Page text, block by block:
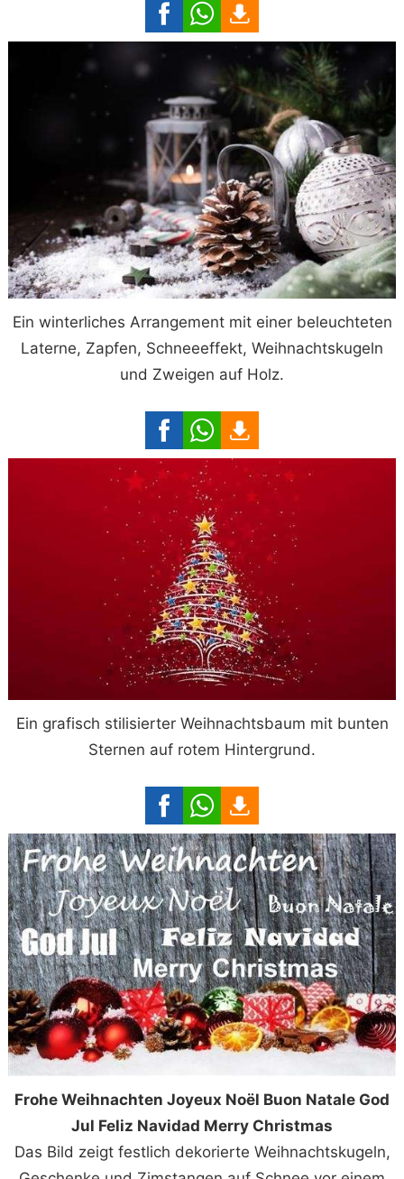
Ein winterliches Arrangement mit einer beleuchteten
Laterne, Zapfen, Schneeeffekt, Weihnachtskugeln
und Zweigen auf Holz.
Ein grafisch stilisierter Weihnachtsbaum mit bunten
Sternen auf rotem Hintergrund.
Frohe Weihnachten Joyeux Noël Buon Natale God
Jul Feliz Navidad Merry Christmas
Das Bild zeigt festlich dekorierte Weihnachtskugeln,